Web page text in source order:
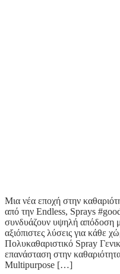
Μια νέα εποχή στην
από την Endless, Sprays
συνδυάζουν υψηλή απόδοση
αξιόπιστες λύσεις για κάθε
Πολυκαθαριστικό Spray
επανάσταση στην
Multipurpose […]